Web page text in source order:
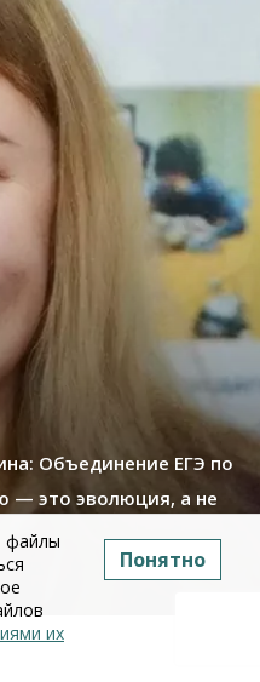
Объединение ЕГЭ по
— это эволюция, а не
файлы
их
Понятно